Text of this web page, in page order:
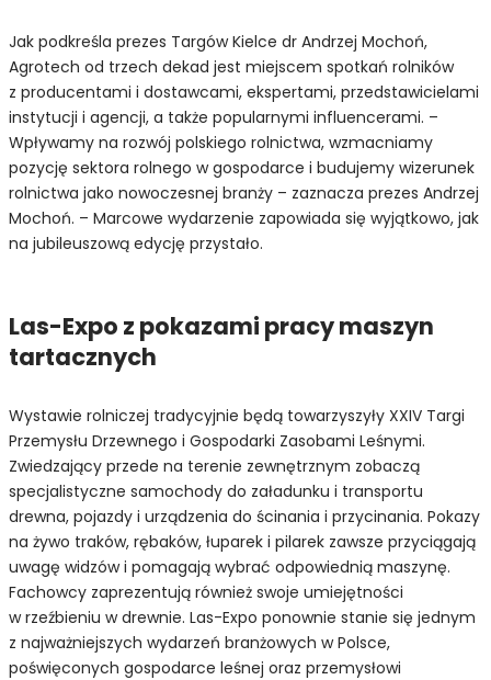
Jak podkreśla prezes Targów Kielce dr Andrzej Mochoń,
Agrotech od trzech dekad jest miejscem spotkań rolników
z producentami i dostawcami, ekspertami, przedstawicielami
instytucji i agencji, a także popularnymi influencerami. –
Wpływamy na rozwój polskiego rolnictwa, wzmacniamy
pozycję sektora rolnego w gospodarce i budujemy wizerunek
rolnictwa jako nowoczesnej branży – zaznacza prezes Andrzej
Mochoń. – Marcowe wydarzenie zapowiada się wyjątkowo, jak
na jubileuszową edycję przystało.
Las-Expo z pokazami pracy maszyn
tartacznych
Wystawie rolniczej tradycyjnie będą towarzyszyły XXIV Targi
Przemysłu Drzewnego i Gospodarki Zasobami Leśnymi.
Zwiedzający przede na terenie zewnętrznym zobaczą
specjalistyczne samochody do załadunku i transportu
drewna, pojazdy i urządzenia do ścinania i przycinania. Pokazy
na żywo traków, rębaków, łuparek i pilarek zawsze przyciągają
uwagę widzów i pomagają wybrać odpowiednią maszynę.
Fachowcy zaprezentują również swoje umiejętności
w rzeźbieniu w drewnie. Las-Expo ponownie stanie się jednym
z najważniejszych wydarzeń branżowych w Polsce,
poświęconych gospodarce leśnej oraz przemysłowi